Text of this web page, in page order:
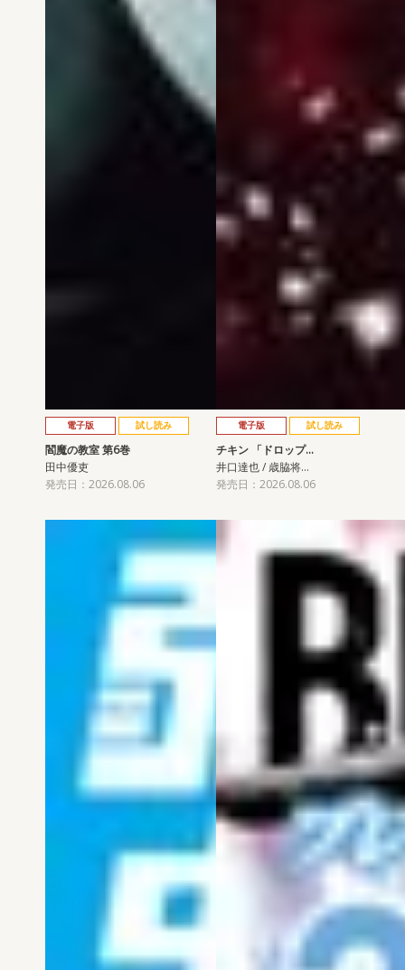
電子版 試し読み
閻魔の教室 第6巻
田中優吏
発売日：2026.08.06
電子版 試し読み
チキン 「ドロップ…
井口達也 / 歳脇将…
発売日：2026.08.06